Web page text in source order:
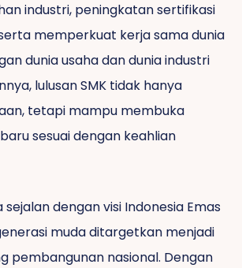
industri, peningkatan sertifikasi
memperkuat kerja sama dunia
dunia usaha dan dunia industri
lulusan SMK tidak hanya
tetapi mampu membuka
sesuai dengan keahlian
sejalan dengan visi Indonesia Emas
muda ditargetkan menjadi
pembangunan nasional. Dengan